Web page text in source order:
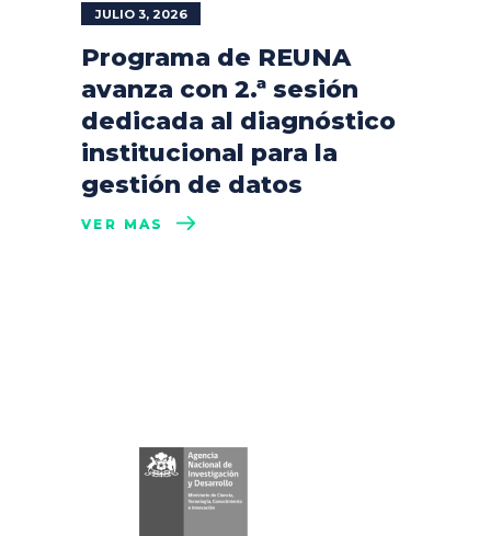
JULIO 3, 2026
Programa de REUNA
avanza con 2.ª sesión
dedicada al diagnóstico
institucional para la
gestión de datos
VER MÁS